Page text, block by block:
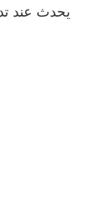
يحدث عند